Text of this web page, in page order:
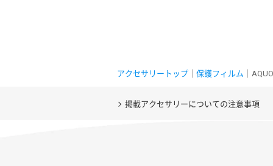
アクセサリートップ 保護フィルム ｜
掲載アクセサリーについての注意事項